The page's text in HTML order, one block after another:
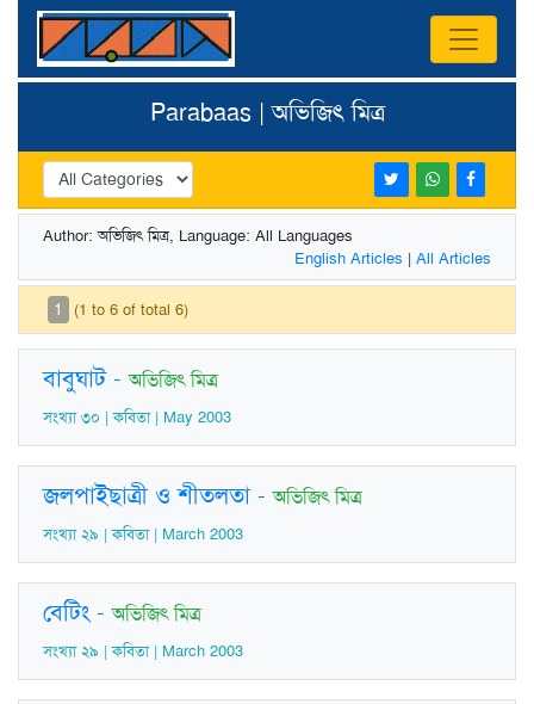
Parabaas | অভিজিৎ মিত্র
Author: অভিজিৎ মিত্র, Language: All Languages
English Articles | All Articles
1 (1 to 6 of total 6)
বাবুঘাট-অভিজিৎ মিত্র
সংখ্যা ৩০ | কবিতা | May 2003
জলপাইছাত্রী ও শীতলতা-অভিজিৎ মিত্র
সংখ্যা ২৯ | কবিতা | March 2003
বেটিং-অভিজিৎ মিত্র
সংখ্যা ২৯ | কবিতা | March 2003